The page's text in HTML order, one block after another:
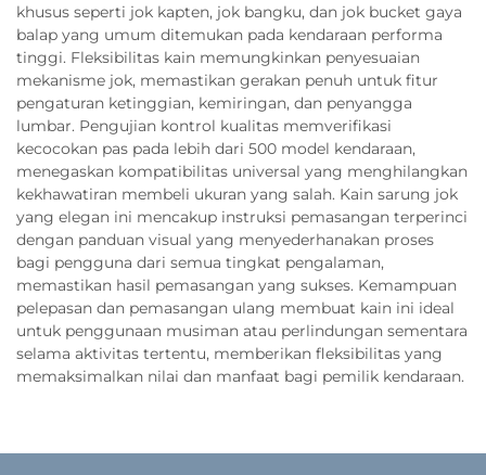
khusus seperti jok kapten, jok bangku, dan jok bucket gaya
balap yang umum ditemukan pada kendaraan performa
tinggi. Fleksibilitas kain memungkinkan penyesuaian
mekanisme jok, memastikan gerakan penuh untuk fitur
pengaturan ketinggian, kemiringan, dan penyangga
lumbar. Pengujian kontrol kualitas memverifikasi
kecocokan pas pada lebih dari 500 model kendaraan,
menegaskan kompatibilitas universal yang menghilangkan
kekhawatiran membeli ukuran yang salah. Kain sarung jok
yang elegan ini mencakup instruksi pemasangan terperinci
dengan panduan visual yang menyederhanakan proses
bagi pengguna dari semua tingkat pengalaman,
memastikan hasil pemasangan yang sukses. Kemampuan
pelepasan dan pemasangan ulang membuat kain ini ideal
untuk penggunaan musiman atau perlindungan sementara
selama aktivitas tertentu, memberikan fleksibilitas yang
memaksimalkan nilai dan manfaat bagi pemilik kendaraan.